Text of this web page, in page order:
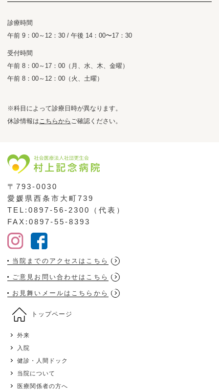
診療時間
午前 9：00～12：30 / 午後 14：00〜17：30
受付時間
午前 8：00～17：00（月、水、木、金曜）
午前 8：00～12：00（火、土曜）
※科目によって診療日時が異なります。
休診情報はこちらから ご確認ください。
〒793-0030
愛媛県西条市大町739
TEL:0897-56-2300（代表）
FAX:0897-55-8393
当院までのアクセスはこちら
ご意見お問い合わせはこちら
お見舞いメールはこちらから
トップページ
外来
入院
健診・人間ドック
当院について
医療関係者の方へ